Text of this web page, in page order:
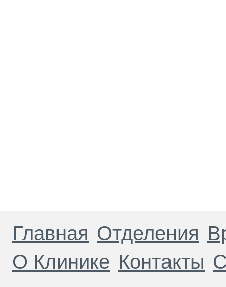
Главная Отделения
О Клинике Контакты